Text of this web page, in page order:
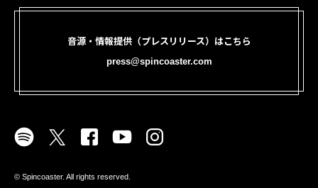
音源・情報提供（プレスリリース）はこちら
press@spincoaster.com
©︎ Spincoaster. All rights reserved.